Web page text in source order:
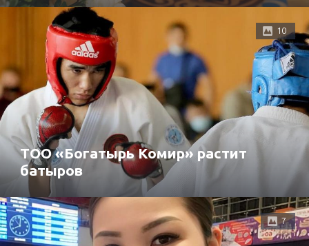
10
ТОО «Богатырь Комир» растит
батыров
7